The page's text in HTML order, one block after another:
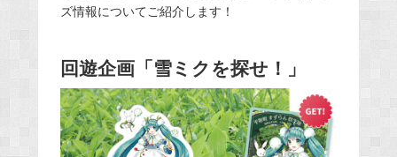
ズ情報についてご紹介します！
回遊企画「雪ミクを探せ！」